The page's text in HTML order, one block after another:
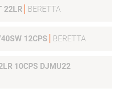
22LR BERETTA
12CPS BERETTA
CHARGEUR NEOS 22LR 10CPS DJMU22